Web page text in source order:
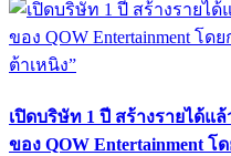
เปิดบริษัท 1 ปี สร้างรายได้แ
ของ QOW Entertainment โ